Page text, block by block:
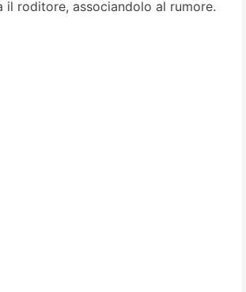
il roditore, associandolo al rumore.